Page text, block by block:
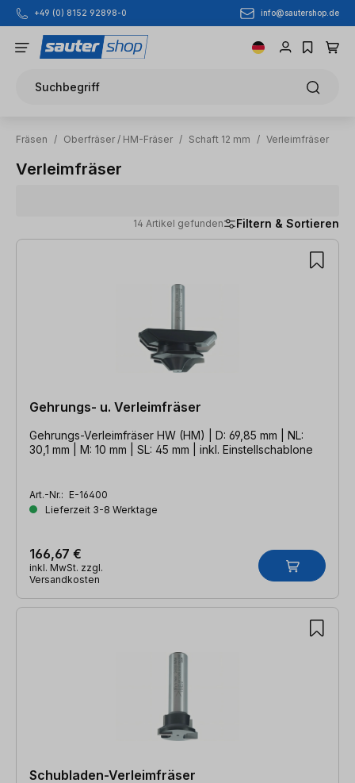
Zum Hauptinhalt springen
+49 (0) 8152 92898-0 info@sautershop.de
Suchbegriff
Fräsen / Oberfräser / HM-Fräser / Schaft 12 mm / Verleimfräser
Verleimfräser
14 Artikel gefunden Filtern & Sortieren
14 Artikel gefunden
Gehrungs- u. Verleimfräser
Gehrungs-Verleimfräser HW (HM) | D: 69,85 mm | NL:
30,1 mm | M: 10 mm | SL: 45 mm | inkl. Einstellschablone
Art.-Nr.: E-16400
Lieferzeit 3-8 Werktage
166,67 €
inkl. MwSt. zzgl.
Versandkosten
Schubladen-Verleimfräser